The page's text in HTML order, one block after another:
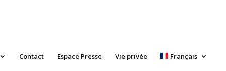
Contact Espace Presse Vie privée Français